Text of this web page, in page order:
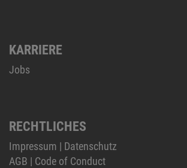
KARRIERE
Jobs
RECHTLICHES
Impressum | Datenschutz
AGB | Code of Conduct